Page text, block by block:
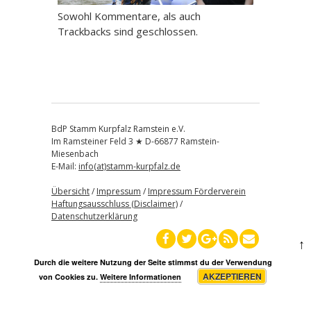
Sowohl Kommentare, als auch
Trackbacks sind geschlossen.
BdP Stamm Kurpfalz Ramstein e.V.
Im Ramsteiner Feld 3 ★ D-66877 Ramstein-
Miesenbach
E-Mail: info(at)stamm-kurpfalz.de
Übersicht/ Impressum / Impressum Förderverein
Haftungsausschluss (Disclaimer)/
Datenschutzerklärung
↑
Durch die weitere Nutzung der Seite stimmst du der Verwendung
von Cookies zu.Weitere Informationen AKZEPTIEREN